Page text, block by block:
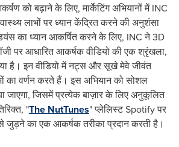
को बढ़ाने के लिए, मार्केटिंग अभियानों में INC
लाभों पर ध्यान केंद्रित करने की अनुशंसा
का ध्यान आकर्षित करने के लिए, INC ने 3D
पर आधारित आकर्षक वीडियो की एक श्रृंखला,
है। इन वीडियो में नट्स और सूखे मेवे जीवंत
का वर्णन करते हैं। इस अभियान को सोशल
जाएगा, जिसमें प्रत्येक बाज़ार के लिए अनुकूलित
"The NutTunes" प्लेलिस्ट Spotify पर
का एक आकर्षक तरीका प्रदान करती है।